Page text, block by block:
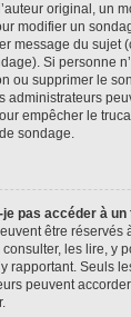
original, un
modifier un
message du sujet
Si personne
ou supprimer le
administrateurs
empêcher le
sondage.
je pas accéder à un
être réservés
les lire, y
rapportant. Seuls
peuvent